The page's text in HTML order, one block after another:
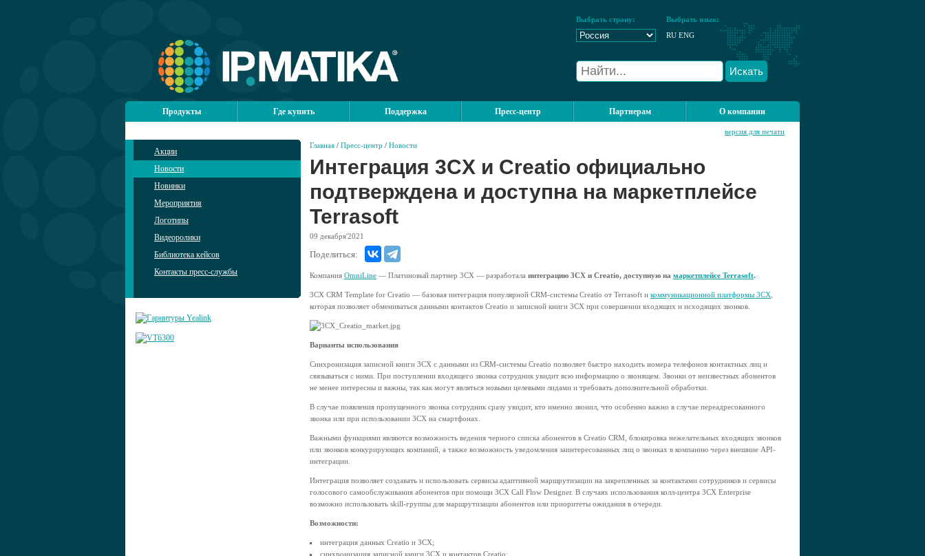
Выбрать страну:
Выбрать язык:
RU ENG
Искать
Продукты Где купить Поддержка Пресс-центр Партнерам О компании
Акции
Новости
Новинки
Мероприятия
Логотипы
Видеоролики
Библиотека кейсов
Контакты пресс-службы
Главная / Пресс-центр / Новости
версия для печати
Интеграция 3CX и Creatio официально
подтверждена и доступна на маркетплейсе
Terrasoft
09 декабря'2021
Поделиться:
Компания OmniLine — Платиновый партнер 3СХ — разработала интеграцию 3СХ и Creatio, доступную на маркетплейсе Terrasoft.
3CX CRM Template for Creatio — базовая интеграция популярной СRM-системы Creatio от Terrasoft и коммуникационной платформы 3CX
которая позволяет обмениваться данными контактов Creatio и записной книги 3CX при совершении входящих и исходящих звонков.
Варианты использования
Синхронизация записной книги 3CX с данными из CRM-системы Creatio позволяет быстро находить номера телефонов контактных лиц и
связываться с ними. При поступлении входящего звонка сотрудник увидит всю информацию о звонящем. Звонки от неизвестных абонентов
не менее интересны и важны, так как могут являться новыми целевыми лидами и требовать дополнительной обработки.
В случае появления пропущенного звонка сотрудник сразу увидит, кто именно звонил, что особенно важно в случае переадресованного
звонка или при использовании 3CX на смартфонах.
Важными функциями являются возможность ведения черного списка абонентов в Creatio CRM, блокировка нежелательных входящих звонков
или звонков конкурирующих компаний, а также возможность уведомления заинтересованных лиц о звонках в компанию через внешние API-
интеграции.
Интеграция позволяет создавать и использовать сервисы адаптивной маршрутизации на закрепленных за контактами сотрудников и сервисы
голосового самообслуживания абонентов при помощи 3CX Call Flow Designer. В случаях использования колл-центра 3CX Enterprise
возможно использовать skill-группы для маршрутизации абонентов или приоритеты ожидания в очереди.
Возможности:
интеграция данных Creatio и 3CX;
синхронизация записной книги 3CX и контактов Creatio;